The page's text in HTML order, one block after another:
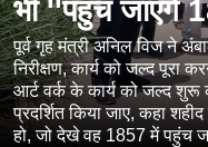
भी ''पहुंच जाएंगे
पूर्व गृह मंत्री अनिल विज ने
निरीक्षण, कार्य को जल्द पूरा
आर्ट वर्क के कार्य को जल्द शुरू
प्रदर्शित किया जाए, कहा
हो, जो देखे वह 1857 में पहुंच